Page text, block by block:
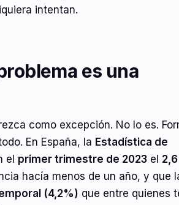
intentan.
es una
como excepción. No lo es.
En España, la Estadística de
el primer trimestre de 2023 el
hacía menos de un año, y que
(4,2%) que entre quienes